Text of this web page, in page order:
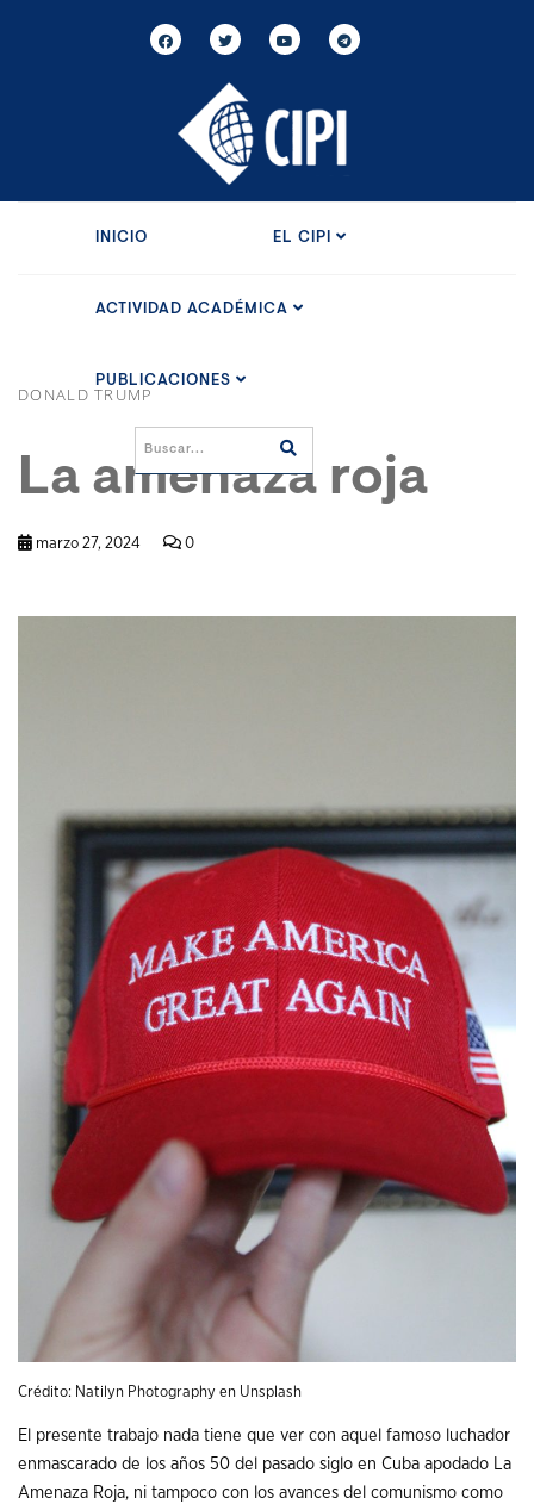
INICIO EL CIPI
ACTIVIDAD ACADÉMICA
PUBLICACIONES
DONALD TRUMP
La amenaza roja
marzo 27, 2024 0
Crédito: Natilyn Photography en Unsplash
El presente trabajo nada tiene que ver con aquel famoso luchador
enmascarado de los años 50 del pasado siglo en Cuba apodado La
Amenaza Roja, ni tampoco con los avances del comunismo como